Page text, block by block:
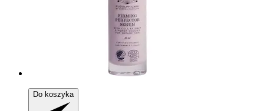
Do koszyka